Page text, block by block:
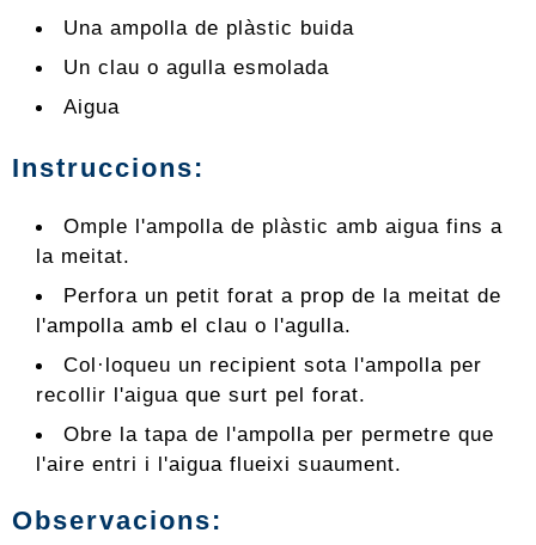
Una ampolla de plàstic buida
Un clau o agulla esmolada
Aigua
Instruccions:
Omple l'ampolla de plàstic amb aigua fins a
la meitat.
Perfora un petit forat a prop de la meitat de
l'ampolla amb el clau o l'agulla.
Col·loqueu un recipient sota l'ampolla per
recollir l'aigua que surt pel forat.
Obre la tapa de l'ampolla per permetre que
l'aire entri i l'aigua flueixi suaument.
Observacions: